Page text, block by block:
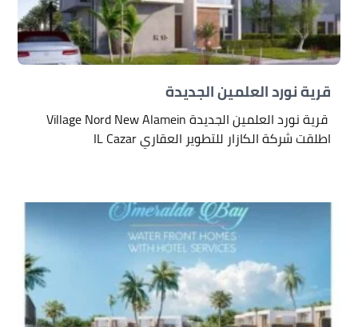
قرية نورد العلمين الجديدة
قرية نورد العلمين الجديدة Village Nord New Alamein
اطلقت شركة الكازار للتطوير العقاري IL Cazar